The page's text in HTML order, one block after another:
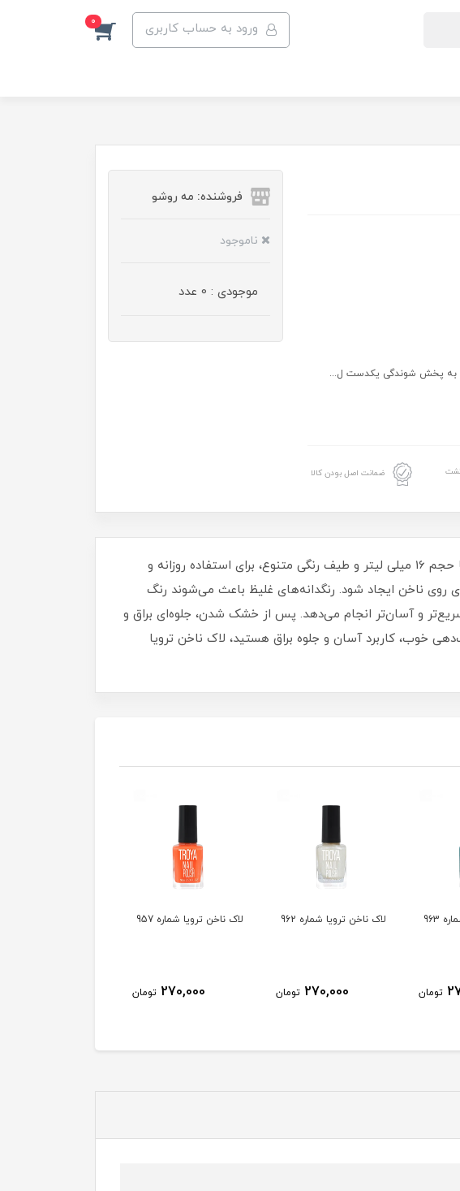
ورود به حساب کاربری 0
به پخش شوندگی یکدست ل...
ضمانت اصل بودن کالا
فروشنده: مه رو‌شو
ناموجود
موجودی : 0 عدد
لاک ناخن ترویا انتخابی مناسب برای داشتن ناخن‌هایی مرتب، شیک و درخشان خواهد بود. این لاک با حجم 16 میلی‌ لیتر و طیف رنگی متنوع، برای استفاده روزانه و
ناخن ایجاد شود. رنگدانه‌های غلیظ باعث می‌شوند رنگ
و آسان‌تر انجام می‌دهد. پس از خشک شدن، جلوه‌ای براق و
خوب، کاربرد آسان و جلوه براق هستید، لاک ناخن ترویا
963
تومان
لاک ناخن ترویا شماره 962
270,000 تومان
لاک ناخن ترویا شماره 957
270,000 تومان